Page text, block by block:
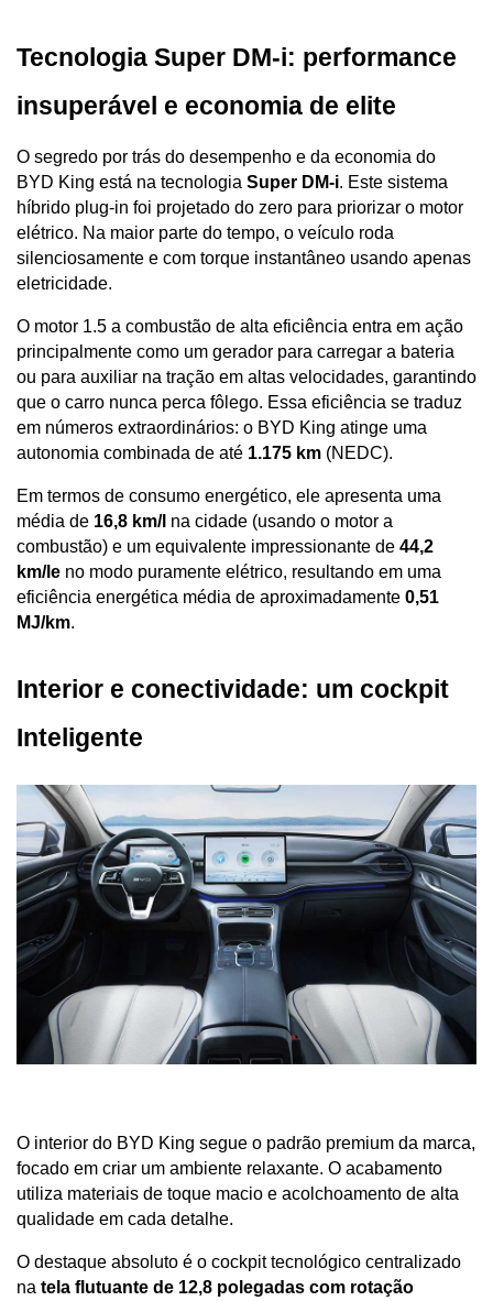
Tecnologia Super DM-i: performance
insuperável e economia de elite
O segredo por trás do desempenho e da economia do
BYD King está na tecnologia Super DM-i. Este sistema
híbrido plug-in foi projetado do zero para priorizar o motor
elétrico. Na maior parte do tempo, o veículo roda
silenciosamente e com torque instantâneo usando apenas
eletricidade.
O motor 1.5 a combustão de alta eficiência entra em ação
principalmente como um gerador para carregar a bateria
ou para auxiliar na tração em altas velocidades, garantindo
que o carro nunca perca fôlego. Essa eficiência se traduz
em números extraordinários: o BYD King atinge uma
autonomia combinada de até 1.175 km (NEDC).
Em termos de consumo energético, ele apresenta uma
média de 16,8 km/l na cidade (usando o motor a
combustão) e um equivalente impressionante de 44,2
km/le no modo puramente elétrico, resultando em uma
eficiência energética média de aproximadamente 0,51
MJ/km.
Interior e conectividade: um cockpit
Inteligente
O interior do BYD King segue o padrão premium da marca,
focado em criar um ambiente relaxante. O acabamento
utiliza materiais de toque macio e acolchoamento de alta
qualidade em cada detalhe.
O destaque absoluto é o cockpit tecnológico centralizado
na tela flutuante de 12,8 polegadas com rotação